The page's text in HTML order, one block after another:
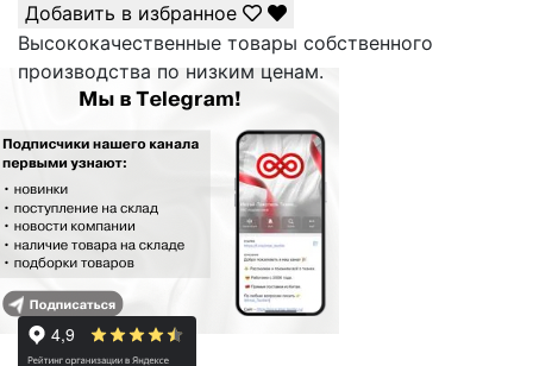
Добавить в избранное
Высококачественные товары собственного
производства по низким ценам.